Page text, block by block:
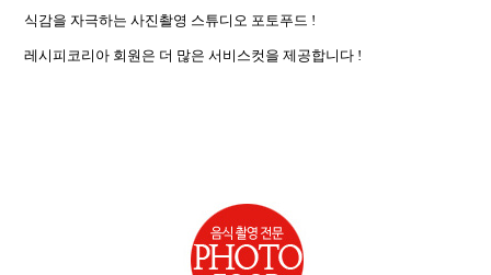
식감을 자극하는 사진촬영 스튜디오 포토푸드 !
레시피코리아 회원은 더 많은 서비스컷을 제공합니다 !